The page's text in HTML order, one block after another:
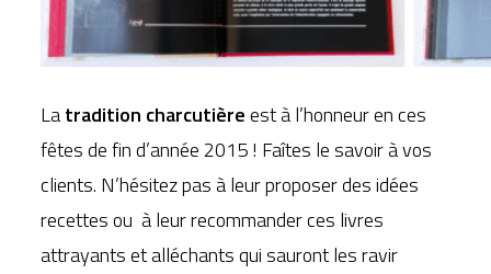
Latradition charcutièreest à l’honneur en ces
fêtes de fin d’année 2015 ! Faîtes le savoir à vos
clients. N’hésitez pas à leur proposer des idées
recettes ou à leur recommander ces livres
attrayants et alléchants qui sauront les ravir